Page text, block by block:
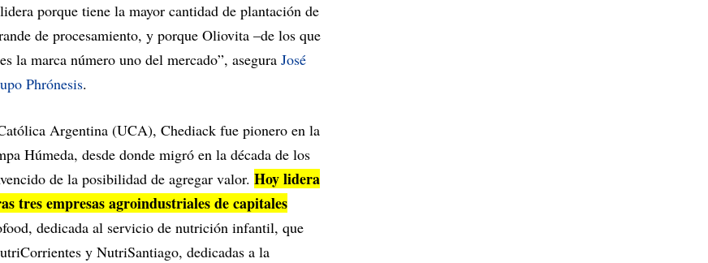
porque tiene la mayor cantidad de plantación de
de procesamiento, y porque Oliovita –de los que
la marca número uno del mercado”, asegura José
Phrónesis.
Argentina (UCA), Chediack fue pionero en la
Húmeda, desde donde migró en la década de los
de la posibilidad de agregar valor. Hoy lidera
tres empresas agroindustriales de capitales
dedicada al servicio de nutrición infantil, que
y NutriSantiago, dedicadas a la